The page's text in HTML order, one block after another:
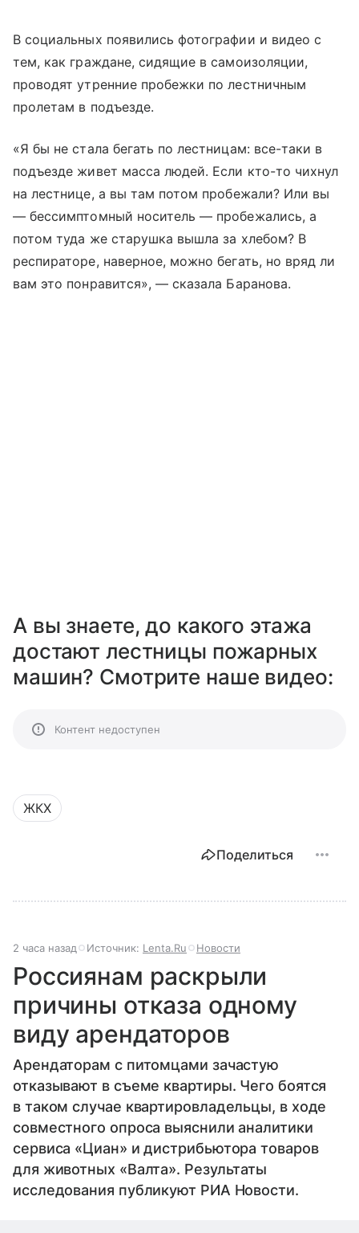
В социальных появились фотографии и видео с
тем, как граждане, сидящие в самоизоляции,
проводят утренние пробежки по лестничным
пролетам в подъезде.
«Я бы не стала бегать по лестницам: все-таки в
подъезде живет масса людей. Если кто-то чихнул
на лестнице, а вы там потом пробежали? Или вы
— бессимптомный носитель — пробежались, а
потом туда же старушка вышла за хлебом? В
респираторе, наверное, можно бегать, но вряд ли
вам это понравится», — сказала Баранова.
А вы знаете, до какого этажа
достают лестницы пожарных
машин? Смотрите наше видео:
Контент недоступен
ЖКХ
Поделиться
2 часа назад Источник: Lenta.Ru Новости
Россиянам раскрыли
причины отказа одному
виду арендаторов
Арендаторам с питомцами зачастую
отказывают в съеме квартиры. Чего боятся
в таком случае квартировладельцы, в ходе
совместного опроса выяснили аналитики
сервиса «Циан» и дистрибьютора товаров
для животных «Валта». Результаты
исследования публикуют РИА Новости.